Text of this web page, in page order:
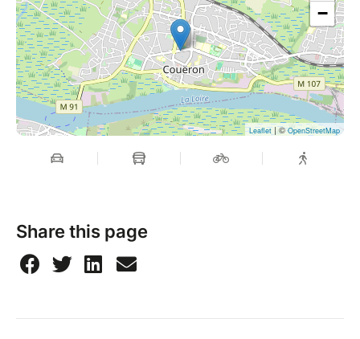
−
Leaflet| ©OpenStreetMap
Share this page